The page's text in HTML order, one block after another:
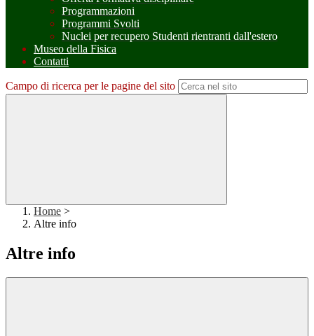
Programmazioni
Programmi Svolti
Nuclei per recupero Studenti rientranti dall'estero
Museo della Fisica
Contatti
Campo di ricerca per le pagine del sito
Home >
Altre info
Altre info